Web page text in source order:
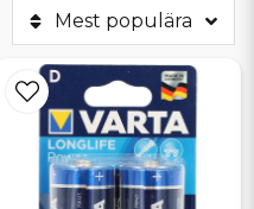
Mest populära